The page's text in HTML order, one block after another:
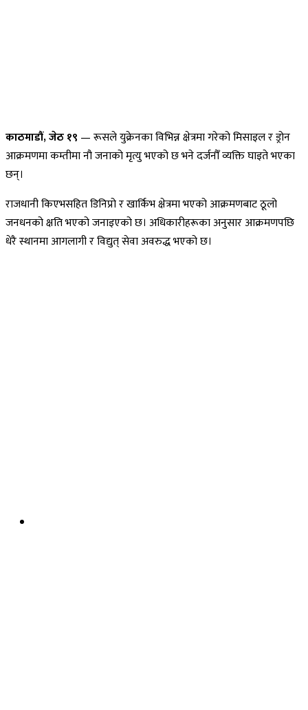
काठमाडौं, जेठ १९ — रूसले युक्रेनका विभिन्न क्षेत्रमा गरेको मिसाइल र ड्रोन
आक्रमणमा कम्तीमा नौ जनाको मृत्यु भएको छ भने दर्जनौँ व्यक्ति घाइते भएका
छन्।
राजधानी किएभसहित डिनिप्रो र खार्किभ क्षेत्रमा भएको आक्रमणबाट ठूलो
जनधनको क्षति भएको जनाइएको छ। अधिकारीहरूका अनुसार आक्रमणपछि
धेरै स्थानमा आगलागी र विद्युत् सेवा अवरुद्ध भएको छ।